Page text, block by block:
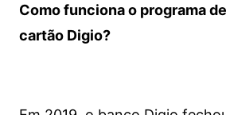
Como funciona o programa
cartão Digio?